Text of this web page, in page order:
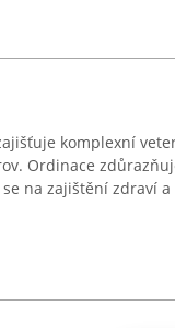
komplexní
Ordinace
na zajištění zdraví a